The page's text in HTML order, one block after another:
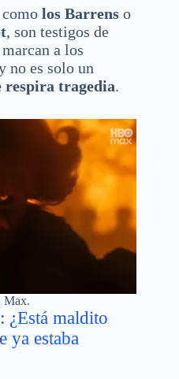
los Barrens o
, son testigos de
a los
no es solo un
respira tragedia.
Max.
¿Está maldito
ya estaba